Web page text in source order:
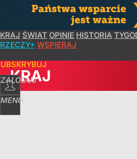
KRAJ ŚWIAT OPINIE HISTORIA
RZECZY+ WSPIERAJ
ZALOGUJ
MENU
KRAJ